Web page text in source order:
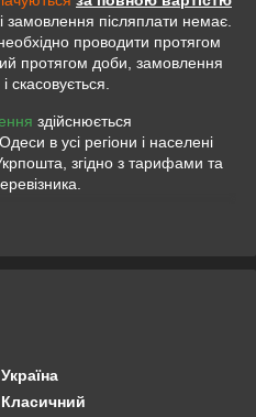
замовлення післяплати немає.
проводити протягом
протягом доби, замовлення
скасовується.
здійснюється
в усі регіони і населені
згідно з тарифами та
Україна
Класичний